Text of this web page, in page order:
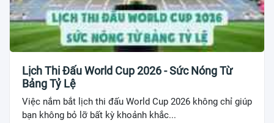
Lịch Thi Đấu World Cup 2026 - Sức Nóng Từ
Bảng Tỷ Lệ
Việc nắm bắt lịch thi đấu World Cup 2026 không chỉ giúp
bạn không bỏ lỡ bất kỳ khoảnh khắc...